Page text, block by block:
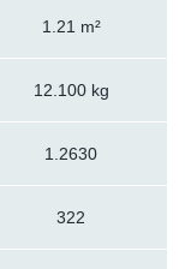
1.21 m²
12.100 kg
1.2630
322